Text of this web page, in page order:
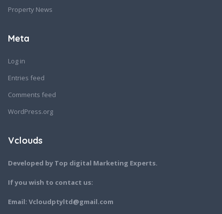
Property News
Meta
Log in
Entries feed
Comments feed
WordPress.org
Vclouds
Developed by Top digital Marketing Experts.
If you wish to contact us:
Email: Vcloudptyltd@gmail.com